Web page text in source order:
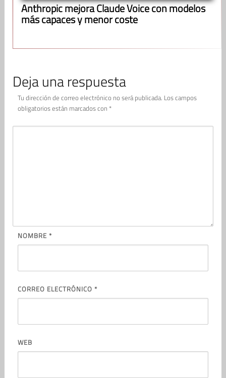
Anthropic mejora Claude Voice con modelos
más capaces y menor coste
Deja una respuesta
Tu dirección de correo electrónico no será publicada. Los campos
obligatorios están marcados con *
NOMBRE *
CORREO ELECTRÓNICO *
WEB